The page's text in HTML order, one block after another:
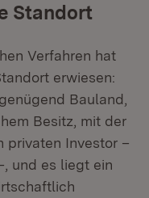
Standort
Verfahren hat
erwiesen:
Bauland,
Besitz, mit der
privaten Investor –
und es liegt ein